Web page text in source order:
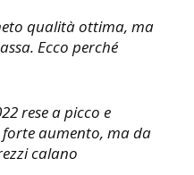
qualità ottima, ma
Ecco perché
rese a picco e
aumento, ma da
calano